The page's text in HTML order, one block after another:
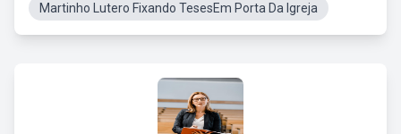
Martinho Lutero Fixando TesesEm Porta Da Igreja